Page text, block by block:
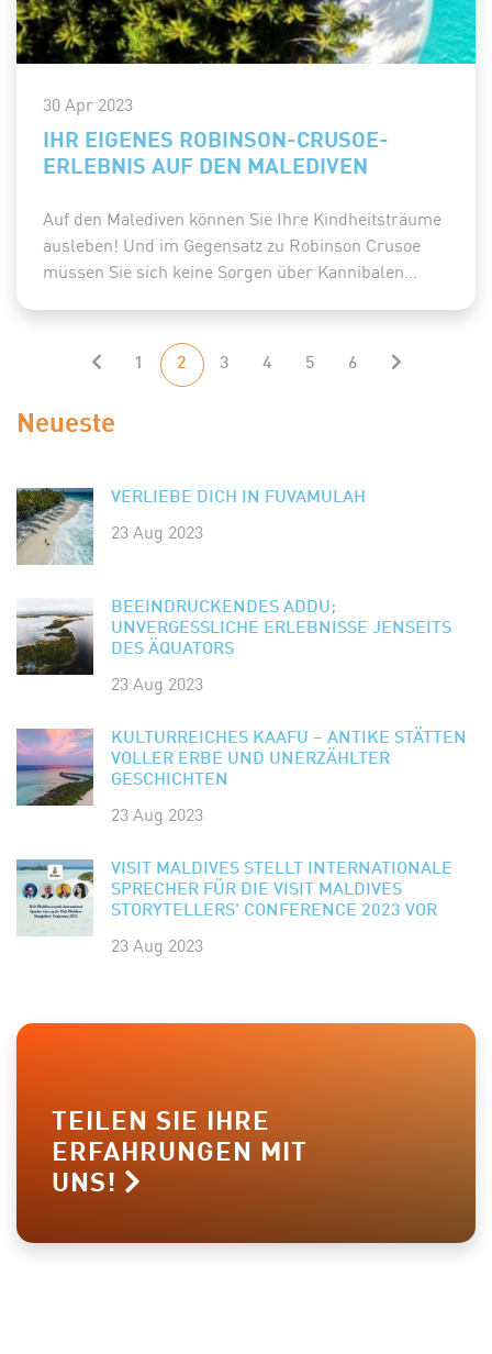
30 Apr 2023
IHR EIGENES ROBINSON-CRUSOE-
ERLEBNIS AUF DEN MALEDIVEN
Auf den Malediven können Sie Ihre Kindheitsträume
ausleben! Und im Gegensatz zu Robinson Crusoe
müssen Sie sich keine Sorgen über Kannibalen...
1 2 3 4 5 6
Neueste
VERLIEBE DICH IN FUVAMULAH
23 Aug 2023
BEEINDRUCKENDES ADDU;
UNVERGESSLICHE ERLEBNISSE JENSEITS
DES ÄQUATORS
23 Aug 2023
KULTURREICHES KAAFU – ANTIKE STÄTTEN
VOLLER ERBE UND UNERZÄHLTER
GESCHICHTEN
23 Aug 2023
VISIT MALDIVES STELLT INTERNATIONALE
SPRECHER FÜR DIE VISIT MALDIVES
STORYTELLERS' CONFERENCE 2023 VOR
23 Aug 2023
TEILEN SIE IHRE
ERFAHRUNGEN MIT
UNS!